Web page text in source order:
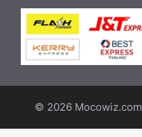
© 2026 Mocowiz.com